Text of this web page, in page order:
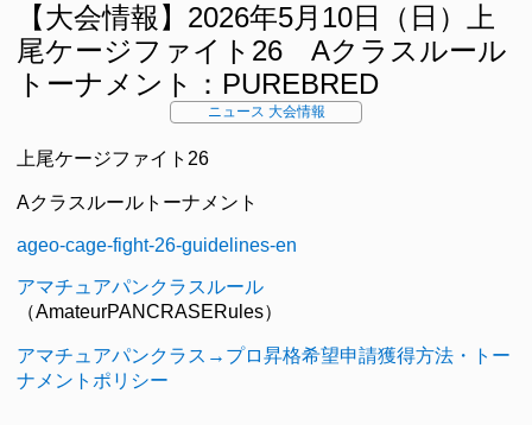
【大会情報】2026年5月10日（日）上
尾ケージファイト26 Aクラスルール
トーナメント：PUREBRED
ニュース 大会情報
上尾ケージファイト26
Aクラスルールトーナメント
ageo-cage-fight-26-guidelines-en
アマチュアパンクラスルール
（AmateurPANCRASERules）
アマチュアパンクラス→プロ昇格希望申請獲得方法・トー
ナメントポリシー